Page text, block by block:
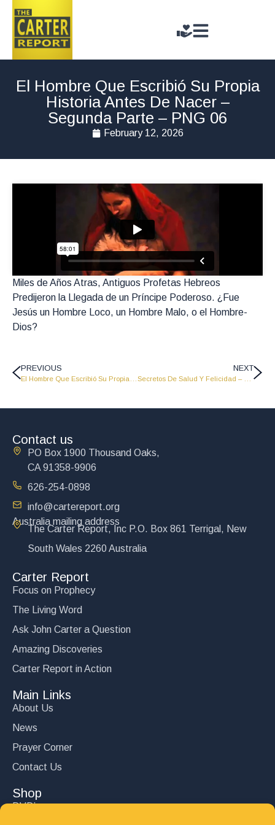
El Hombre Que Escribió Su Propia
Historia Antes De Nacer –
Segunda Parte – PNG 06
February 12, 2026
Miles de Años Atras, Antiguos Profetas Hebreos
Predijeron la Llegada de un Príncipe Poderoso. ¿Fue
Jesús un Hombre Loco, un Hombre Malo, o el Hombre-
Dios?
PREVIOUS NEXT
Contact us
PO Box 1900 Thousand Oaks,
CA 91358-9906
626-254-0898
info@cartereport.org
Australia mailing address
The Carter Report, Inc P.O. Box 861 Terrigal, New
South Wales 2260 Australia
Carter Report
Focus on Prophecy
The Living Word
Ask John Carter a Question
Amazing Discoveries
Carter Report in Action
Main Links
About Us
News
Prayer Corner
Contact Us
Shop
DVD’s